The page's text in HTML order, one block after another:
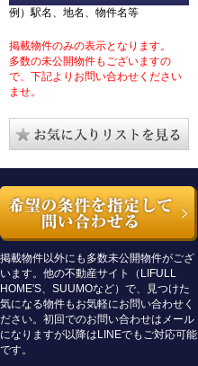
例）駅名、地名、物件名等
掲載物件のみの表示となります。
多数の未公開物件もございますの
で、下記よりお問い合わせください
ませ。
掲載物件以外にも多数未公開物件がござ
います。他の不動産サイト（LIFULL
HOME'S、SUUMOなど）で、見つけた
気になる物件もお気軽にお問い合わせく
ださい。初回でのお問い合わせはメール
になりますが以降はLINEでもご対応可能
です。